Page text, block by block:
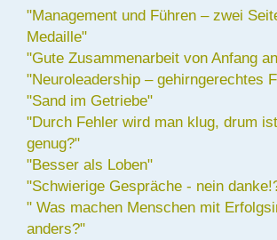
"Management und Führen – zwei
Medaille"
"Gute Zusammenarbeit von Anfang
"Neuroleadership – gehirngerechtes
"Sand im Getriebe"
"Durch Fehler wird man klug, drum
genug?"
"Besser als Loben"
"Schwierige Gespräche - nein
" Was machen Menschen mit
anders?"